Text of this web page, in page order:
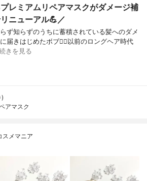
レミアムリペアマスクがダメージ補
ニューアル💪／
ず知らずのうちに蓄積されている髪へのダメ
届きはじめたボブ🙋‍♀️⁡以前のロングヘア時代
きを見る
アマスク
スメマニア